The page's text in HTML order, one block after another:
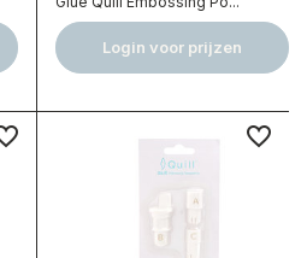
Login voor prijzen